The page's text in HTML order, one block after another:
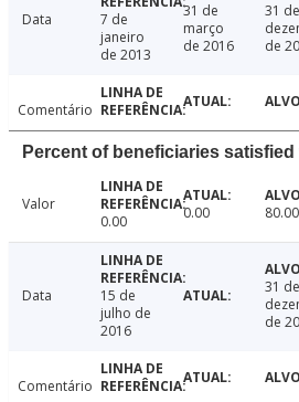
Data
7 de
janeiro
de 2013
31 de
março
de 2016
31 de
de
Comentário
Percent of beneficiaries
Valor
0.00
0.00 80.00
Data
15 de
julho de
2016
31 de
de
Comentário